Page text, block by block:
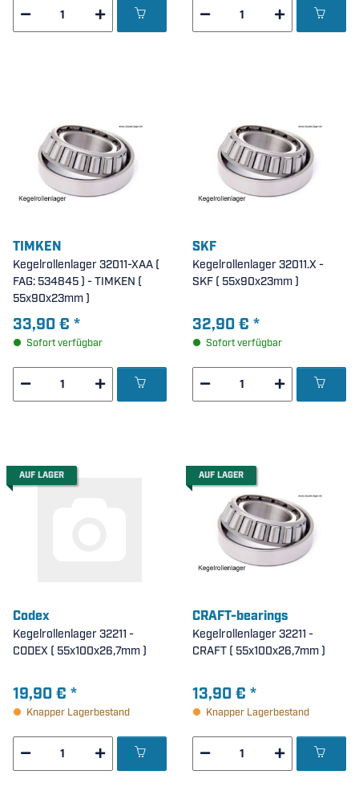
TIMKEN
Kegelrollenlager 32011-XAA (
FAG: 534845 ) - TIMKEN (
55x90x23mm )
33,90 € *
Sofort verfügbar
SKF
Kegelrollenlager 32011.X -
SKF ( 55x90x23mm )
32,90 € *
Sofort verfügbar
AUF LAGER
Codex
Kegelrollenlager 32211 -
CODEX ( 55x100x26,7mm )
19,90 € *
Knapper Lagerbestand
AUF LAGER
CRAFT-bearings
Kegelrollenlager 32211 -
CRAFT ( 55x100x26,7mm )
13,90 € *
Knapper Lagerbestand